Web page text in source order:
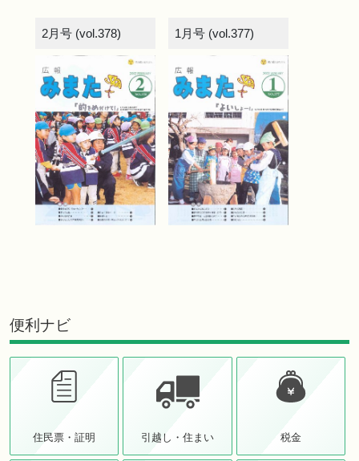
2月号 (vol.378) 1月号 (vol.377)
便利ナビ
住民票・証明 引越し・住まい 税金